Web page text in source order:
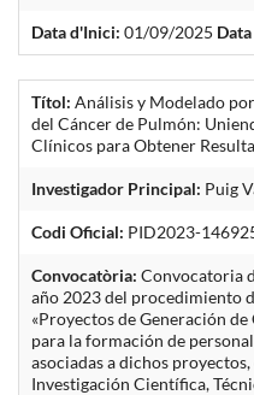
Data d'Inici: 01/09/2025
Títol: Análisis y Modelado
del Cáncer de Pulmón:
Clínicos para Obtener
Investigador Principal: Puig
Codi Oficial: PID2023-
Convocatòria: Convocatoria
año 2023 del procedimiento
«Proyectos de Generación
para la formación de
asociadas a dichos
Investigación Científica,